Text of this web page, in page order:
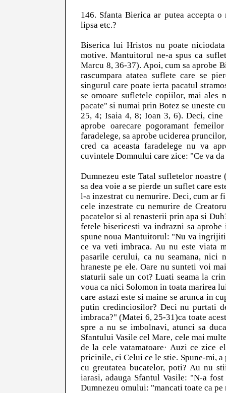
146. Sfanta Bierica ar putea accepta
lipsa etc.?
Biserica lui Hristos nu poate
motive. Mantuitorul ne-a spus ca
Marcu 8, 36-37). Apoi, cum sa aprobe
rascumpara atatea suflete care se
singurul care poate ierta pacatul
se omoare sufletele copiilor, mai ales
pacate" si numai prin Botez se uneste
25, 4; Isaia 4, 8; Ioan 3, 6). Deci,
aprobe oarecare pogoramant
faradelege, sa aprobe uciderea
cred ca aceasta faradelege nu va
cuvintele Domnului care zice: "Ce va
Dumnezeu este Tatal sufletelor
sa dea voie a se pierde un suflet care
l-a inzestrat cu nemurire. Deci, cum ar
cele inzestrate cu nemurire de
pacatelor si al renasterii prin apa si
fetele bisericesti va indrazni sa
spune noua Mantuitorul: "Nu va
ce va veti imbraca. Au nu este viata
pasarile cerului, ca nu seamana, nici
hraneste pe ele. Oare nu sunteti voi
staturii sale un cot? Luati seama la
voua ca nici Solomon in toata marirea
care astazi este si maine se arunca in
putin credinciosilor? Deci nu purtati
imbraca?" (Matei 6, 25-31)ca toate
spre a nu se imbolnavi, atunci sa
Sfantului Vasile cel Mare, cele mai
de la cele vatamatoare· Auzi ce zice
pricinile, ci Celui ce le stie. Spune-mi,
cu greutatea bucatelor, poti? Au nu
iarasi, adauga Sfantul Vasile: "N-a
Dumnezeu omului: "mancati toate ca